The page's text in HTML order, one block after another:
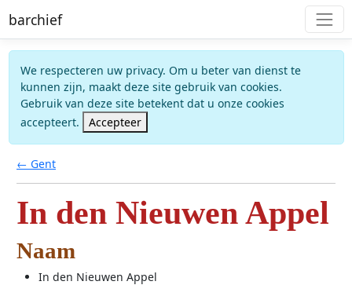
barchief
We respecteren uw privacy. Om u beter van dienst te
kunnen zijn, maakt deze site gebruik van cookies.
Gebruik van deze site betekent dat u onze cookies
accepteert.
Accepteer
← Gent
In den Nieuwen Appel
Naam
In den Nieuwen Appel